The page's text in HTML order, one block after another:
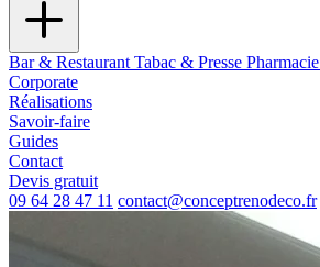
Bar & Restaurant Tabac & Presse Pharmacie
Corporate
Réalisations
Savoir-faire
Guides
Contact
Devis gratuit
09 64 28 47 11 contact@conceptrenodeco.fr